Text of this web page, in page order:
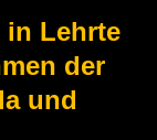
in Lehrte
der
und